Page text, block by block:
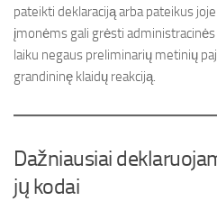
pateikti deklaraciją arba pateikus
įmonėms gali grėsti
laiku negaus preliminarių metinių
grandininę klaidų reakciją.
Dažniausiai
jų kodai